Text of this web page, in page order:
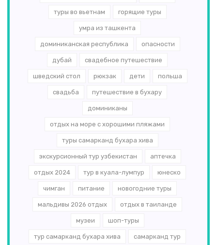
туры во вьетнам горящие туры
умра из ташкента
доминиканская республика опасности
дубай свадебное путешествие
шведский стол рюкзак дети польша
свадьба путешествие в бухару
доминиканы
отдых на море с хорошими пляжами
туры самарканд бухара хива
экскурсионный тур узбекистан аптечка
отдых 2024 тур в куала-лумпур юнеско
чимган питание новогодние туры
мальдивы 2026 отдых отдых в таиланде
музеи шоп-туры
тур самарканд бухара хива самарканд тур